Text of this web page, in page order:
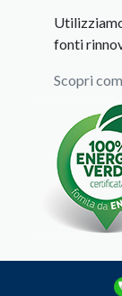
fonti
Scopri